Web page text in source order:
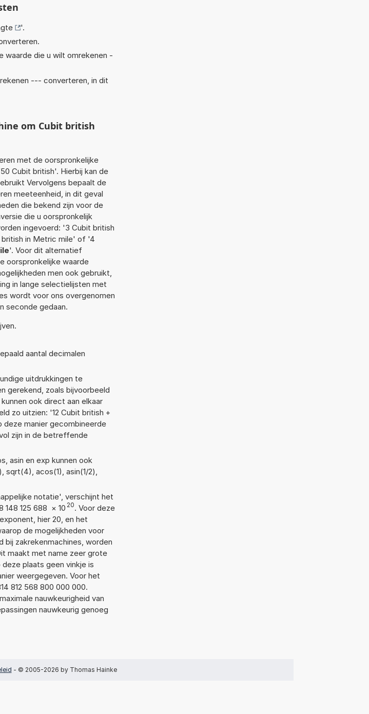
'.
waarde die u wilt omrekenen -
--- converteren, in dit
om Cubit british
met de oorspronkelijke
Cubit british'. Hierbij kan de
Vervolgens bepaalt de
meeteenheid, in dit geval
die bekend zijn voor de
die u oorspronkelijk
ingevoerd: '3 Cubit british
in Metric mile' of '4
'. Voor dit alternatief
oorspronkelijke waarde
men ook gebruikt,
in lange selectielijsten met
wordt voor ons overgenomen
seconde gedaan.
aantal decimalen
uitdrukkingen te
gerekend, zoals bijvoorbeeld
ook direct aan elkaar
zo uitzien: '12 Cubit british +
deze manier gecombineerde
zijn in de betreffende
asin en exp kunnen ook
acos(1), asin(1/2),
notatie', verschijnt het
125 688 × 10 20. Voor deze
hier 20, en het
de mogelijkheden voor
bij zakrekenmachines, worden
maakt met name zeer grote
plaats geen vinkje is
weergegeven. Voor het
812 568 800 000 000.
nauwkeurigheid van
nauwkeurig genoeg
- © 2005-2026 by Thomas Hainke